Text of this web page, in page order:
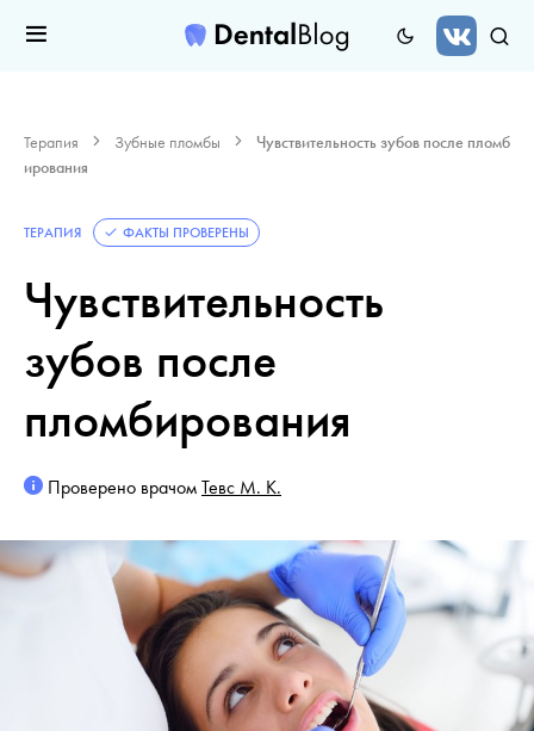
Терапия Зубные пломбы
Чувствительность зубов после пломб
ирования
ТЕРАПИЯ ФАКТЫ ПРОВЕРЕНЫ
Чувствительность
зубов после
пломбирования
Проверено врачомТевс М. К.